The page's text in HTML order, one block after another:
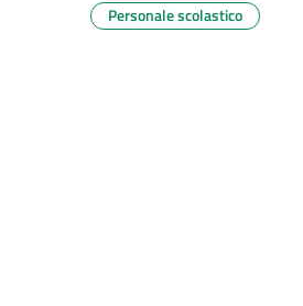
Personale scolastico